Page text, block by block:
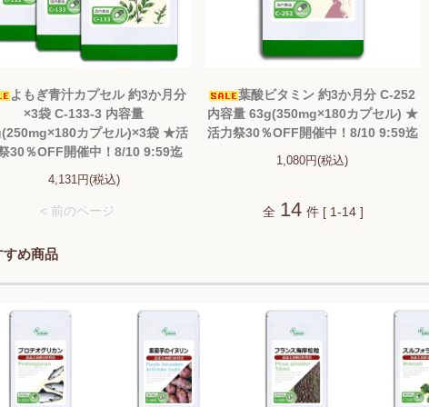
よもぎ青汁カプセル 約3か月分
×3袋 C-133-3 内容量
カプセル)×3袋 ★活
30％OFF開催中！8/10 9:59迄
4,131円(税込)
葉酸ビタミン 約3か月分 C-252
内容量 63g(350mg×180カプセル) ★
活力祭30％OFF開催中！8/10 9:59迄
1,080円(税込)
< 前のページ 全 14 件 [ 1-14 ]
すめ商品